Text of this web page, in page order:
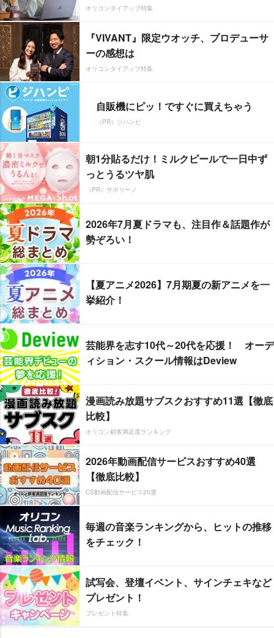
オリコンタイアップ特集
『VIVANT』限定ウオッチ、プロデューサ
ーの感想は
オリコンタイアップ特集
自販機にピッ！ですぐに買えちゃう
（PR）ジハンピ
朝1分貼るだけ！ミルクピールで一日中ず
っとうるツヤ肌
（PR）サボリーノ
2026年7月夏ドラマも、注目作＆話題作が
勢ぞろい！
【夏アニメ2026】7月期夏の新アニメを一
挙紹介！
芸能界を志す10代～20代を応援！ オーデ
ィション・スクール情報はDeview
漫画読み放題サブスクおすすめ11選【徹底
比較】
オリコン顧客満足度ランキング
2026年動画配信サービスおすすめ40選
【徹底比較】
CS動画配信サービス20選
毎週の音楽ランキングから、ヒットの推移
をチェック！
試写会、登壇イベント、サインチェキなど
プレゼント！
プレゼント特集